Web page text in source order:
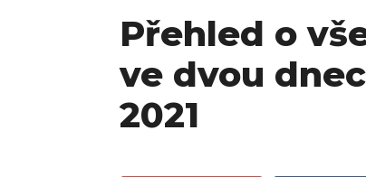
Přehled o
ve dvou
2021